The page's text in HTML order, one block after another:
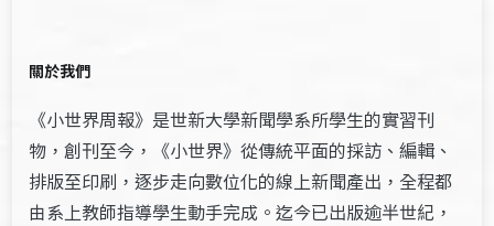
關於我們
《小世界周報》是世新大學新聞學系所學生的實習刊
物，創刊至今，《小世界》從傳統平面的採訪、編輯、
排版至印刷，逐步走向數位化的線上新聞產出，全程都
由系上教師指導學生動手完成。迄今已出版逾半世紀，